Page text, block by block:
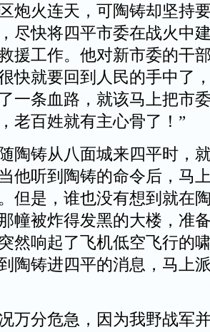
火连天，可陶铸却坚持
尽快将四平市委在战火中
援工作。他对新市委的干
快就要回到人民的手中了
一条血路，就该马上把市
老百姓就有主心骨了！”
铸从八面城来四平时，
他听到陶铸的命令后，马
但是，谁也没有想到就在
幢被炸得发黑的大楼，准
然响起了飞机低空飞行的
陶铸进四平的消息，马上
分危急，因为我野战军